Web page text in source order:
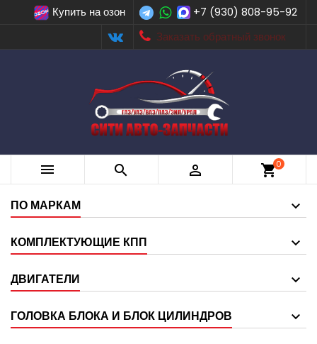
Купить на озон
+7 (930) 808-95-92
Заказать обратный звонок
   shopping_cart0
ПО МАРКАМ
КОМПЛЕКТУЮЩИЕ КПП
ДВИГАТЕЛИ
ГОЛОВКА БЛОКА И БЛОК ЦИЛИНДРОВ